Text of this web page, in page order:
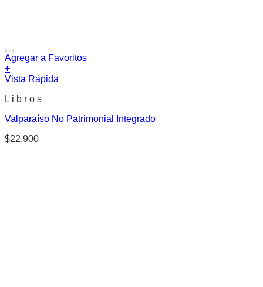
Agregar a Favoritos
+
Vista Rápida
L i b r o s
Valparaíso No Patrimonial Integrado
$22.900